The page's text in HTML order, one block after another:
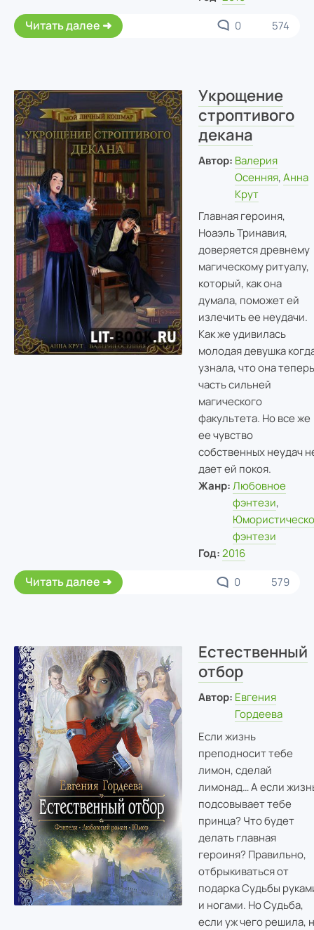
Читать далее 0 574
Укрощение
строптивого
декана
Автор: Валерия
Осенняя,Анна
Крут
Главная героиня,
Ноаэль Тринавия,
доверяется древнему
магическому ритуалу,
который, как она
думала, поможет ей
излечить ее неудачи.
Как же удивилась
молодая девушка
узнала, что она теперь
часть сильней
магического
факультета. Но все же
ее чувство
собственных неудач
дает ей покоя.
Жанр: Любовное
фэнтези,
фэнтези
Год: 2016
Читать далее 0 579
Естественный
отбор
Автор: Евгения
Гордеева
Если жизнь
преподносит тебе
лимон, сделай
лимонад… А если
подсовывает тебе
принца? Что будет
делать главная
героиня? Правильно,
отбрыкиваться от
подарка Судьбы
и ногами. Но Судьба,
если уж чего решила,